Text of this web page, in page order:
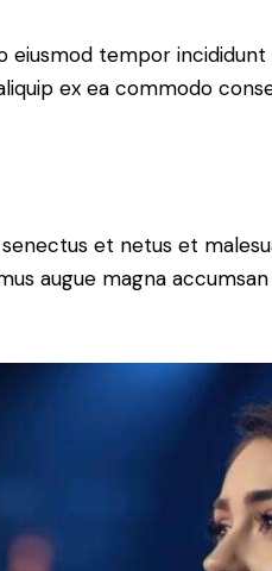
tempor
ex ea commodo
et netus et
augue magna